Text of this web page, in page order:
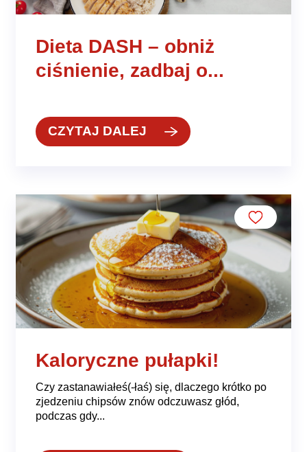
Dieta DASH – obniż
ciśnienie, zadbaj o...
CZYTAJ DALEJ
Kaloryczne pułapki!
Czy zastanawiałeś(-łaś) się, dlaczego krótko po
zjedzeniu chipsów znów odczuwasz głód,
podczas gdy...